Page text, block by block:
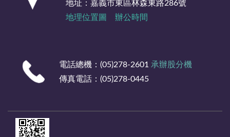
地址：嘉義市東區林森東路286號
地理位置圖
辦公時間
電話總機：(05)278-2601 承辦股分機
傳真電話：(05)278-0445